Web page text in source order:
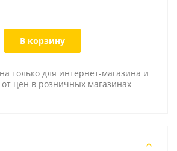
В корзину
только для интернет-магазина и
цен в розничных магазинах